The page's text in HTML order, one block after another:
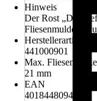
Hinweis
Der Rost
Fliesenmulde
441000901
Max. Fliesenstärke
21 mm
EAN
4018448094310